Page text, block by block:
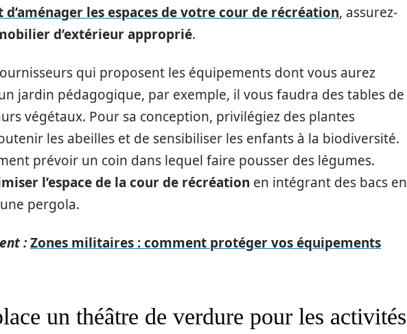
les espaces de votre cour de récréation, assurez-
d’extérieur approprié.
qui proposent les équipements dont vous aurez
jardin pédagogique, par exemple, il vous faudra des tables de
végétaux. Pour sa conception, privilégiez des plantes
les abeilles et de sensibiliser les enfants à la biodiversité.
prévoir un coin dans lequel faire pousser des légumes.
l’espace de la cour de récréation en intégrant des bacs en
pergola.
:Zones militaires : comment protéger vos équipements
un théâtre de verdure pour les activités